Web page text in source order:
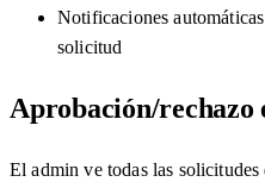
Notificaciones
solicitud
Aprobación/rechazo
El admin ve todas las